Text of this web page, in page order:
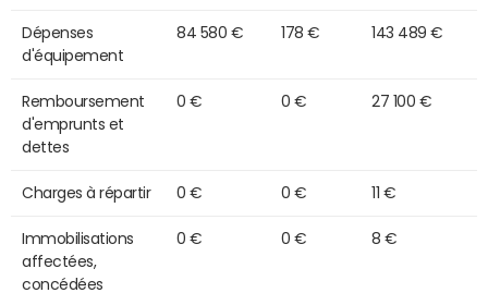
Dépenses
d'équipement
84 580 € 178 € 143 489 €
Remboursement
d'emprunts et
dettes
0 € 0 € 27 100 €
Charges à répartir 0 € 0 € 11 €
Immobilisations
affectées,
concédées
0 € 0 € 8 €